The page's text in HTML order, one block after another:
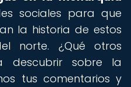
sociales para que
la historia de estos
norte. ¿Qué otros
descubrir sobre la
tus comentarios y